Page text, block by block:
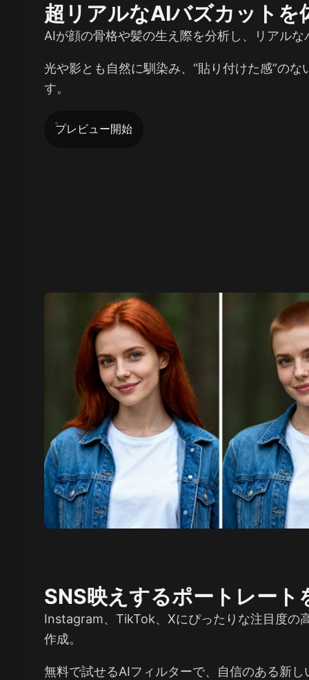
超リアルなAIバズカットを
AIが顔の骨格や髪の生え際を分析し、リアル
光や影とも自然に馴染み、“貼り付けた感”のな
す。
プレビュー開始
SNS映えするポートレート
Instagram、TikTok、Xにぴったりな注目度の
作成。
無料で試せるAIフィルターで、自信のある新